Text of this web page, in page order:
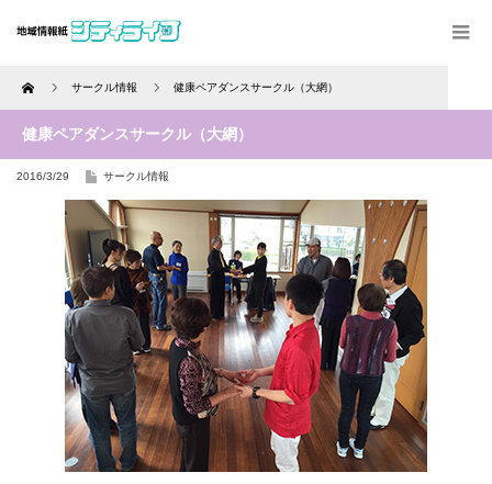
Home サークル情報 健康ペアダンスサークル（大網）
健康ペアダンスサークル（大網）
2016/3/29 サークル情報